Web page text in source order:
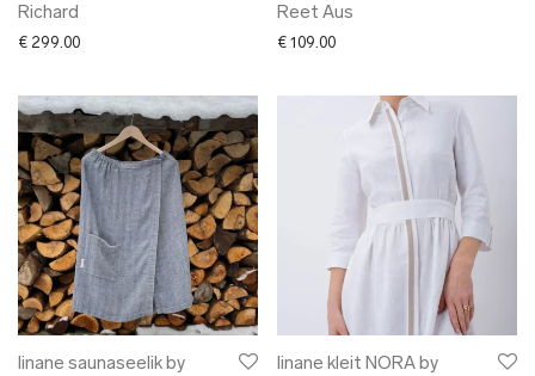
Richard
€ 299.00
Reet Aus
€ 109.00
linane saunaseelik by
linane kleit NORA by